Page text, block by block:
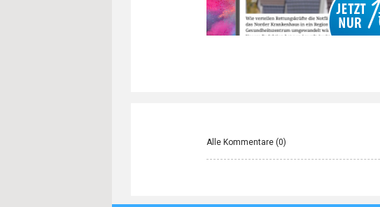
Alle Kommentare (0)